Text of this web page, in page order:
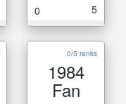
0 5
0/5 ranks
1984
Fan